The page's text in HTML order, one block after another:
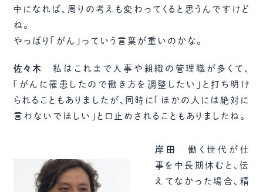
中になれば、周りの考えも変わってくると思うんですけど
ね。
やっぱり「がん」っていう言葉が重いのかな。
佐々木
私はこれまで人事や組織の管理職が多くて、
「がんに罹患したので働き方を調整したい」と打ち明け
られることもありましたが、同時に「ほかの人には絶対に
言わないでほしい」と口止めされることもありましたね。
岸田
働く世代が仕
事を中長期休むと、伝
えてなかった場合、精